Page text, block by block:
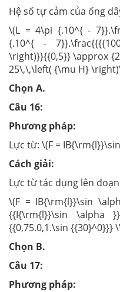
Hệ số tự cảm của ống
\(L = 4\pi {.10^{ -
{.10^{ -
\right)}}{{0,5}} \approx
25\,\,\left( {\mu H}
Chọn A.
Câu 16:
Phương pháp:
Lực từ: \(F =
Cách giải:
Lực từ tác dụng lên
\(F = IB{\rm{l}}\sin
{{I{\rm{l}}\sin \alpha
{{0,75.0,1.\sin {{30}^0}}}
Chọn B.
Câu 17:
Phương pháp: